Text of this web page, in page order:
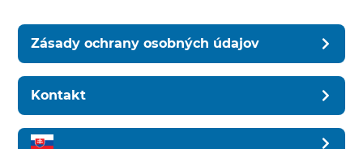
Zásady ochrany osobných údajov
Kontakt